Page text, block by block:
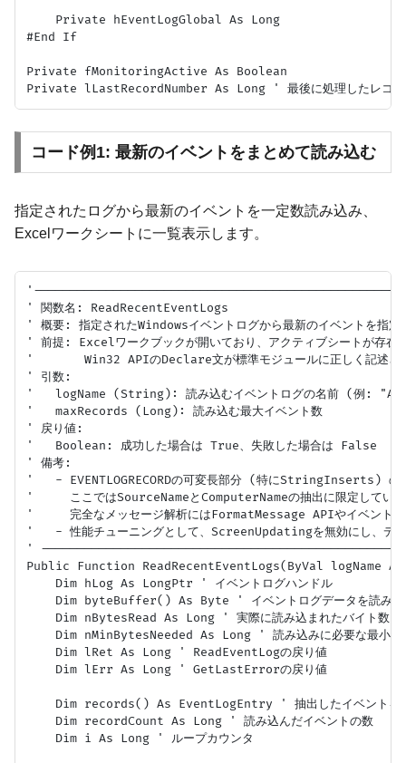
    Private hEventLogGlobal As Long
#End If
Private fMonitoringActive As Boolean
コード例1: 最新のイベントをまとめて読み込む
指定されたログから最新のイベントを一定数読み込み、
Excelワークシートに一覧表示します。
' 関数名: ReadRecentEventLogs
' 概要: 指定されたWindowsイベントログから最新のイベントを指定
' 前提: Excelワークブックが開いており、アクティブシートが存在
'       Win32 APIのDeclare文が標準モジュールに正しく記述さ
' 引数:
'   logName (String): 読み込むイベントログの名前 (例
'   maxRecords (Long): 読み込む最大イベント数
' 戻り値:
'   Boolean: 成功した場合は True、失敗した場合は False
' 備考:
'   - EVENTLOGRECORDの可変長部分 (特にStringInserts) の解
'     ここではSourceNameとComputerNameの抽出に限定してい
'     完全なメッセージ解析にはFormatMessage APIやイベントソ
'   - 性能チューニングとして、ScreenUpdatingを無効にし、デー
'
Public Function ReadRecentEventLogs(ByVal logName
    Dim hLog As LongPtr ' イベントログハンドル
Dim byteBuffer() As Byte ' イベントログデータを読み込
    Dim nBytesRead As Long ' 実際に読み込まれたバイト数
Dim nMinBytesNeeded As Long ' 読み込みに必要な最小バ
    Dim lRet As Long ' ReadEventLogの戻り値
    Dim lErr As Long ' GetLastErrorの戻り値
Dim records() As EventLogEntry ' 抽出したイベントを
    Dim recordCount As Long ' 読み込んだイベントの数
    Dim i As Long ' ループカウンタ